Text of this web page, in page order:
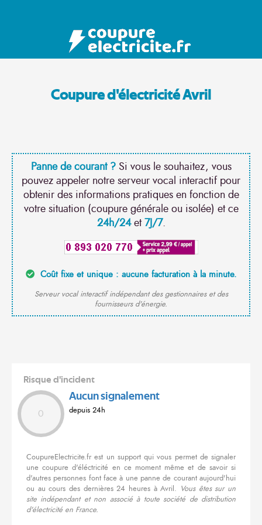
Coupure d'électricité Avril
Panne de courant ?Si vous le souhaitez, vous
pouvez appeler notre serveur vocal interactif pour
obtenir des informations pratiques en fonction de
votre situation (coupure générale ou isolée) et ce
24h/24et7J/7.
Coût fixe et unique : aucune facturation à la minute.
Serveur vocal interactif indépendant des gestionnaires et des
fournisseurs d'énergie.
Risque d'incident
0
Aucun signalement
depuis 24h
CoupureElectricite.fr est un support qui vous permet de signaler
une coupure d'éléctricité en ce moment même et de savoir si
d'autres personnes font face à une panne de courant aujourd'hui
ou au cours des dernières 24 heures à Avril. Vous êtes sur un
site indépendant et non associé à toute société de distribution
d'électricité en France.